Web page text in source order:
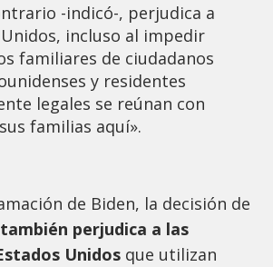
-indicó-, perjudica a
incluso al impedir
familiares de ciudadanos
y residentes
legales se reúnan con
sus familias aquí».
de Biden, la decisión de
perjudica a las
Unidos que utilizan